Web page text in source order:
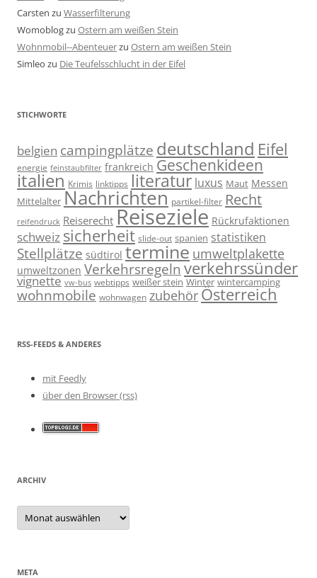
Carsten zu Wasserfilterung
Womoblogzu Ostern am weißen Stein
Wohnmobil--Abenteuerzu Ostern am weißen Stein
Simleo zu Die Teufelsschlucht in der Eifel
STICHWORTE
belgien campingplätze deutschland Eifel
energie feinstaubfilter frankreich Geschenkideen
italien Krimis linktipps literatur luxus Maut Messen
Mittelalter Nachrichten partikel-filter Recht
reifendruck Reiserecht Reiseziele Rückrufaktionen
schweiz sicherheit slide-out spanien statistiken
Stellplätze südtirol termine umweltplakette
umweltzonen Verkehrsregeln verkehrssünder
vignette vw-bus webtipps weißer stein Winter wintercamping
wohnmobile wohnwagen zubehör Österreich
RSS-FEEDS & ANDERES
mit Feedly
über den Browser (rss)
ARCHIV
Archiv
META